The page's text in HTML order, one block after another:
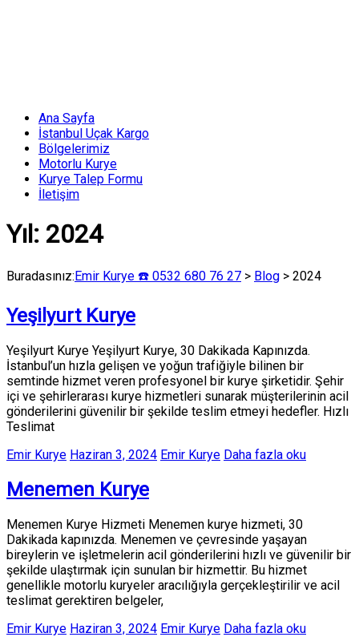
Emir
Kurye
0532
680
27
Uçak
ve
Kurye
Menü
Ana Sayfa
İstanbul Uçak Kargo
Bölgelerimiz
Motorlu Kurye
Kurye Talep Formu
İletişim
Yıl: 2024
Buradasınız:Emir Kurye ☎️ 0532 680 76 27 > Blog > 2024
Yeşilyurt Kurye
Yeşilyurt Kurye Yeşilyurt Kurye, 30 Dakikada Kapınızda.
İstanbul’un hızla gelişen ve yoğun trafiğiyle bilinen bir
semtinde hizmet veren profesyonel bir kurye şirketidir. Şehir
içi ve şehirlerarası kurye hizmetleri sunarak müşterilerinin acil
gönderilerini güvenilir bir şekilde teslim etmeyi hedefler. Hızlı
Teslimat
Emir Kurye Haziran 3, 2024 Emir Kurye Daha fazla oku
Menemen Kurye
Menemen Kurye Hizmeti Menemen kurye hizmeti, 30
Dakikada kapınızda. Menemen ve çevresinde yaşayan
bireylerin ve işletmelerin acil gönderilerini hızlı ve güvenilir bir
şekilde ulaştırmak için sunulan bir hizmettir. Bu hizmet
genellikle motorlu kuryeler aracılığıyla gerçekleştirilir ve acil
teslimat gerektiren belgeler,
Emir Kurye Haziran 3, 2024 Emir Kurye Daha fazla oku